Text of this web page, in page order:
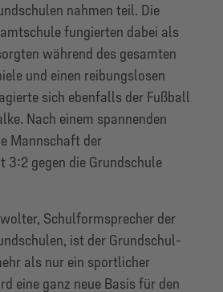
nahmen teil. Die
fungierten dabei als
während des gesamten
und einen reibungslosen
sich ebenfalls der Fußball
Nach einem spannenden
Mannschaft der
3:2 gegen die Grundschule
Schulformsprecher der
ist der Grundschul-
als nur ein sportlicher
eine ganz neue Basis für den